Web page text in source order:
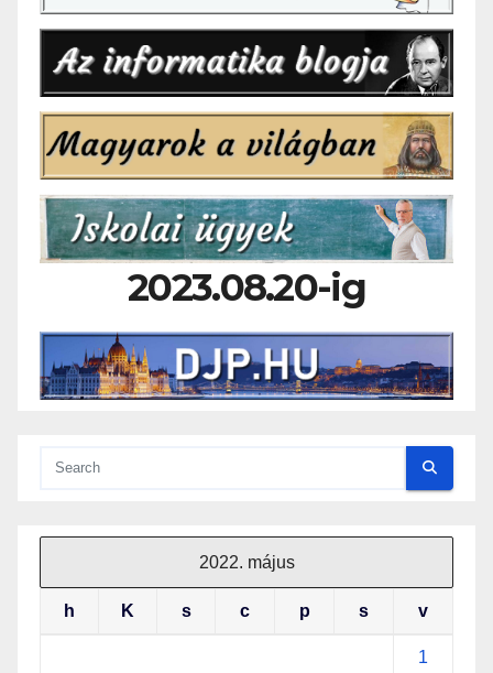
2023.08.20-ig
2022. május
h K s c p s v
1